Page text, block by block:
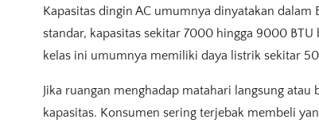
Kapasitas dingin AC umumnya dinyatakan
standar, kapasitas sekitar 7000 hingga 9000
kelas ini umumnya memiliki daya listrik sekitar
Jika ruangan menghadap matahari langsung
kapasitas. Konsumen sering terjebak membeli